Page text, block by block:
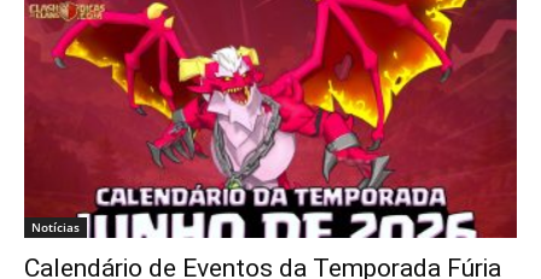
Notícias
Calendário de Eventos da Temporada Fúria